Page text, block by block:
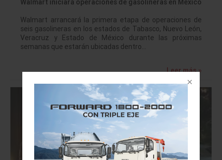
Walmart iniciará operaciones de gasolineras en México
Walmart arrancará la primera etapa de operaciones de
seis gasolineras en los estados de Tabasco, Nuevo León,
Veracruz y Estado de México durante las próximas
semanas que estarán ubicadas dentro…
Leer más »